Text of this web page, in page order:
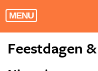
MENU
Feestdagen